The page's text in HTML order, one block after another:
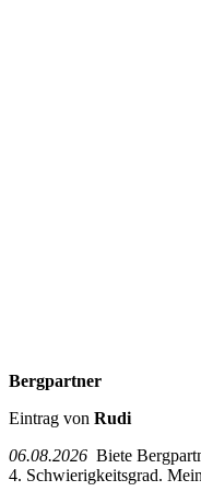
Bergpartner
Eintrag von Rudi
06.08.2026 Biete
4. Schwierigkeitsgrad.